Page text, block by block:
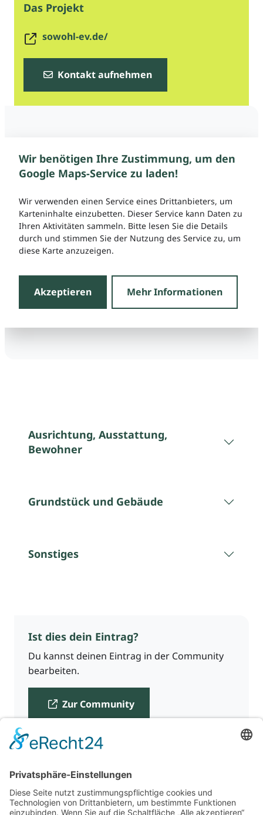
Das Projekt
sowohl-ev.de/
Kontakt aufnehmen
Wir benötigen Ihre Zustimmung, um den
Google Maps-Service zu laden!
Wir verwenden einen Service eines Drittanbieters, um
Karteninhalte einzubetten. Dieser Service kann Daten zu
Ihren Aktivitäten sammeln. Bitte lesen Sie die Details
durch und stimmen Sie der Nutzung des Service zu, um
diese Karte anzuzeigen.
Akzeptieren Mehr Informationen
Ausrichtung, Ausstattung,
Bewohner
Grundstück und Gebäude
Sonstiges
Ist dies dein Eintrag?
Du kannst deinen Eintrag in der Community
bearbeiten.
Zur Community
Für Beratende